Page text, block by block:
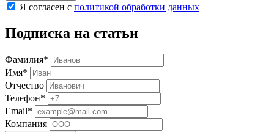
Я согласен с политикой обработки данных
Подписка на статьи
Фамилия*
Имя*
Отчество
Телефон*
Email*
Компания